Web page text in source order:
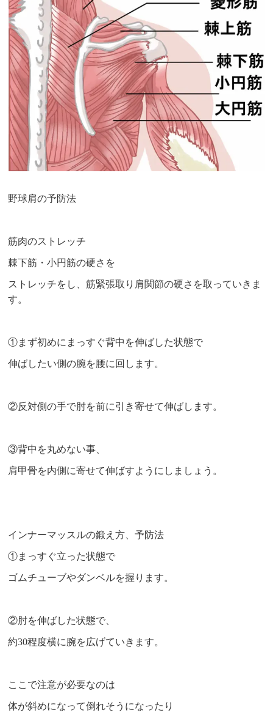
野球肩の予防法
筋肉のストレッチ
棘下筋・小円筋の硬さを
ストレッチをし、筋緊張取り肩関節の硬さを取っていきま
す。
①まず初めにまっすぐ背中を伸ばした状態で
伸ばしたい側の腕を腰に回します。
②反対側の手で肘を前に引き寄せて伸ばします。
③背中を丸めない事、
肩甲骨を内側に寄せて伸ばすようにしましょう。
インナーマッスルの鍛え方、予防法
①まっすぐ立った状態で
ゴムチューブやダンベルを握ります。
②肘を伸ばした状態で、
約30程度横に腕を広げていきます。
ここで注意が必要なのは
体が斜めになって倒れそうになったり